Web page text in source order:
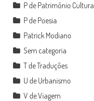
P de Patrimônio Cultural
P de Poesia
Patrick Modiano
Sem categoria
T de Traduções
U de Urbanismo
V de Viagem